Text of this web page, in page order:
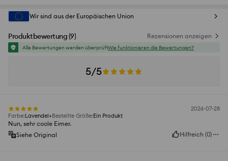
Wir sind aus der Europäischen Union
Produktbewertung(9) Rezensionen anzeigen
Alle Bewertungen werden überprüftWie funktionieren die Bewertungen?
5/5
2026-07-28
Farbe:Lavendel Bestellte Größe:Ein Produkt
Nun, sehr coole Eimer.
Siehe Original
Hilfreich (0)